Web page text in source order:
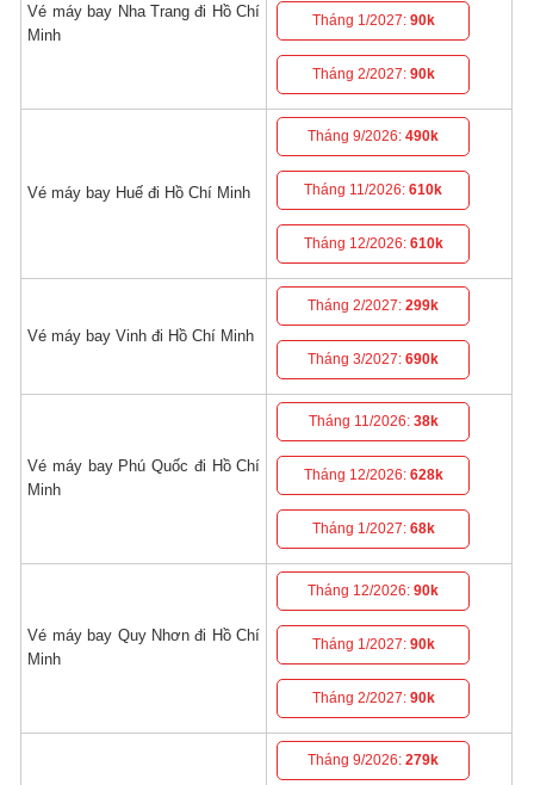
Vé máy bay Nha Trang đi Hồ Chí
Minh
Tháng 1/2027: 90k
Tháng 2/2027: 90k
Vé máy bay Huế đi Hồ Chí Minh
Tháng 9/2026:490k
Tháng 11/2026:610k
Tháng 12/2026: 610k
Vé máy bay Vinh đi Hồ Chí Minh
Tháng 2/2027:299k
Tháng 3/2027:690k
Vé máy bay Phú Quốc đi Hồ Chí
Minh
Tháng 11/2026: 38k
Tháng 12/2026: 628k
Tháng 1/2027: 68k
Vé máy bay Quy Nhơn đi Hồ Chí
Minh
Tháng 12/2026:90k
Tháng 1/2027: 90k
Tháng 2/2027: 90k
Tháng 9/2026:279k